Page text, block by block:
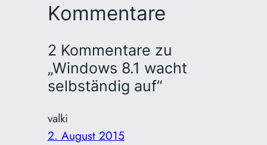
Kommentare
2 Kommentare zu
„Windows 8.1 wacht
selbständig auf“
valki
2. August 2015